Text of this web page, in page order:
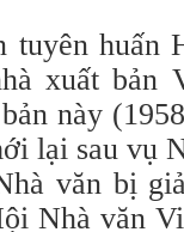
tuyên huấn
xuất bản
này
lại sau vụ
văn bị
Nhà văn